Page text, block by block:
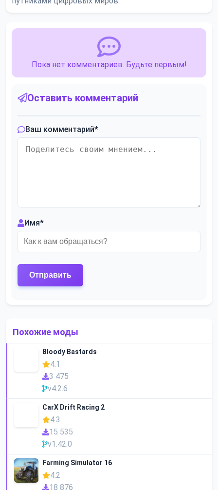
Пока нет комментариев. Будьте первым!
Оставить комментарий
Ваш комментарий*
Имя*
Похожие моды
Bloody Bastards
4.1
3 475
v4.2.6
CarX Drift Racing 2
4.3
15 535
v1.42.0
Farming Simulator 16
4.2
18 876